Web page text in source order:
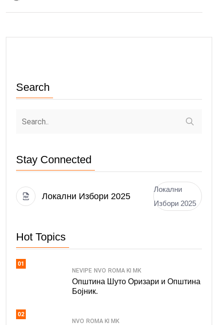
Search
Stay Connected
Локални Избори 2025
Локални
Избори 2025
Hot Topics
01
NEVIPE NVO ROMA KI MK
Општина Шуто Оризари и Општина
Бојник.
02
NVO ROMA KI MK